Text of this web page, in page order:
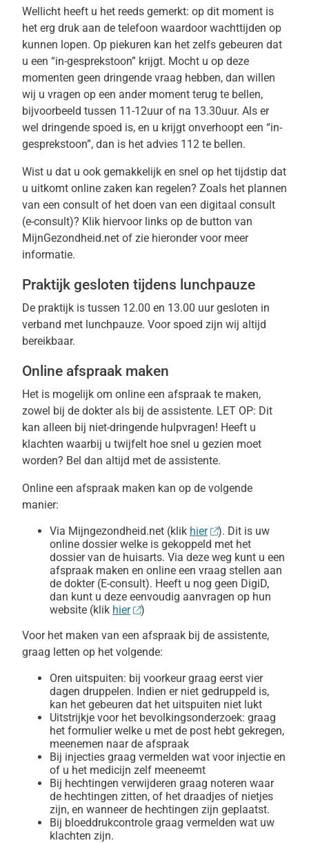
Wellicht heeft u het reeds gemerkt: op dit moment is
het erg druk aan de telefoon waardoor wachttijden op
kunnen lopen. Op piekuren kan het zelfs gebeuren dat
u een “in-gesprekstoon” krijgt. Mocht u op deze
momenten geen dringende vraag hebben, dan willen
wij u vragen op een ander moment terug te bellen,
bijvoorbeeld tussen 11-12uur of na 13.30uur. Als er
wel dringende spoed is, en u krijgt onverhoopt een “in-
gesprekstoon”, dan is het advies 112 te bellen.
Wist u dat u ook gemakkelijk en snel op het tijdstip dat
u uitkomt online zaken kan regelen? Zoals het plannen
van een consult of het doen van een digitaal consult
(e-consult)? Klik hiervoor links op de button van
MijnGezondheid.net of zie hieronder voor meer
informatie.
Praktijk gesloten tijdens lunchpauze
De praktijk is tussen 12.00 en 13.00 uur gesloten in
verband met lunchpauze. Voor spoed zijn wij altijd
bereikbaar.
Online afspraak maken
Het is mogelijk om online een afspraak te maken,
zowel bij de dokter als bij de assistente. LET OP: Dit
kan alleen bij niet-dringende hulpvragen! Heeft u
klachten waarbij u twijfelt hoe snel u gezien moet
worden? Bel dan altijd met de assistente.
Online een afspraak maken kan op de volgende
manier:
Via Mijngezondheid.net (klik hier
). Dit is uw
online dossier welke is gekoppeld met het
dossier van de huisarts. Via deze weg kunt u een
afspraak maken en online een vraag stellen aan
de dokter (E-consult). Heeft u nog geen DigiD,
dan kunt u deze eenvoudig aanvragen op hun
website (klik hier
)
Voor het maken van een afspraak bij de assistente,
graag letten op het volgende:
Oren uitspuiten: bij voorkeur graag eerst vier
dagen druppelen. Indien er niet gedruppeld is,
kan het gebeuren dat het uitspuiten niet lukt
Uitstrijkje voor het bevolkingsonderzoek: graag
het formulier welke u met de post hebt gekregen,
meenemen naar de afspraak
Bij injecties graag vermelden wat voor injectie en
of u het medicijn zelf meeneemt
Bij hechtingen verwijderen graag noteren waar
de hechtingen zitten, of het draadjes of nietjes
zijn, en wanneer de hechtingen zijn geplaatst.
Bij bloeddrukcontrole graag vermelden wat uw
klachten zijn.